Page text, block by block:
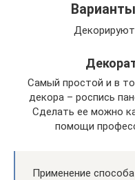
Самый простой и в
декора – роспись
Сделать ее можно
помощи
Применение